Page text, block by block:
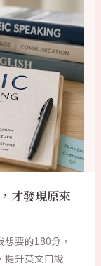
才發現原來
要的180分，
提升英文口說